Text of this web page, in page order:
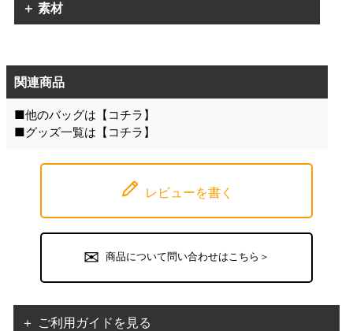
＋ 素材
関連商品
■他のバッグは【 コチラ 】
■グッズ一覧は【 コチラ 】
レビューを書く
商品について問い合わせはこちら＞
＋ ご利用ガイドを見る